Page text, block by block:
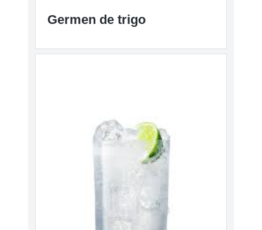
Germen de trigo